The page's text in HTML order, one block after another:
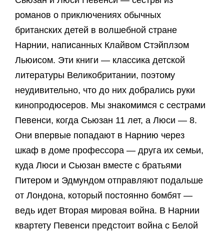
романов о приключениях обычных
британских детей в волшебной стране
Нарнии, написанных Клайвом Стэйплзом
Льюисом. Эти книги — классика детской
литературы Великобритании, поэтому
неудивительно, что до них добрались руки
кинопродюсеров. Мы знакомимся с сестрами
Певенси, когда Сьюзан 11 лет, а Люси — 8.
Они впервые попадают в Нарнию через
шкаф в доме профессора — друга их семьи,
куда Люси и Сьюзан вместе с братьями
Питером и Эдмундом отправляют подальше
от Лондона, который постоянно бомбят —
ведь идет Вторая мировая война. В Нарнии
квартету Певенси предстоит война с Белой